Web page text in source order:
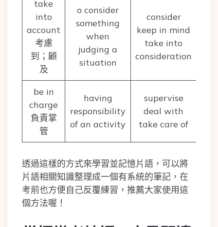
take
into
account
考慮
到；顧
及
o consider
something
when
judging a
situation
consider
keep in mind
take into
consideration
be in
charge
負責掌
管
having
responsibility
of an activity
supervise
deal with
take care of
透過這樣的方式來學習並記憶片語，可以將
片語相關知識整理成一個有系統的筆記，在
考前也方便自己反覆練習，推薦大家使用這
個方法喔！